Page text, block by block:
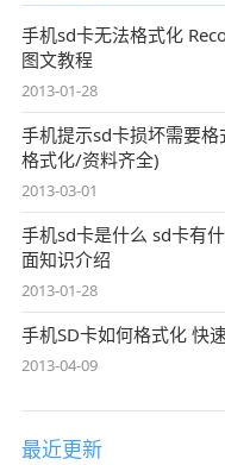
手机sd卡无法格式化
图文教程
2013-01-28
手机提示sd卡损坏需要
格式化/资料齐全)
2013-03-01
手机sd卡是什么 sd卡有
面知识介绍
2013-01-28
手机SD卡如何格式化 快
2013-04-09
最近更新